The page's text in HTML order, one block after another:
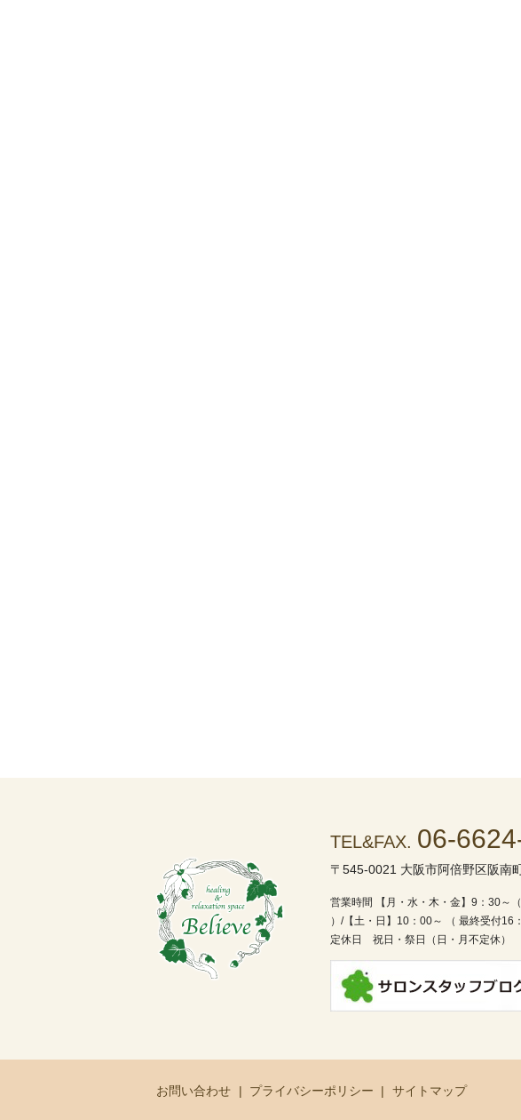
TEL&FAX. 06-
〒545-0021 大阪市阿倍野区阪南
営業時間 【月・水・木・金】9：30～
）/【土・日】10：00～ （ 最終受付16
定休日 祝日・祭日（日・月不定休）
お問い合わせ プライバシーポリシー サイトマップ